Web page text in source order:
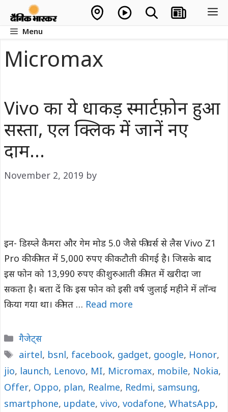
contentMenu
Micromax
Vivo का ये धाकड़ स्मार्टफ़ोन हुआ
सस्ता, एल क्लिक में जानें नए
दाम…
November 2, 2019 by
इन- डिस्प्ले कैमरा और गेम मोड 5.0 जैसे फीचर्स से लैस Vivo Z1
Pro की कीमत में 5,000 रुपए की कटौती की गई है। जिसके बाद
इस फोन को 13,990 रुपए की शुरुआती कीमत में खरीदा जा
सकता है। बता दें कि इस फोन को इसी वर्ष जुलाई महीने में लॉन्च
किया गया था। कीमत … Read more
Categories
गैजेट्स
Tags
airtel, bsnl, facebook, gadget, google, Honor,
jio, launch, Lenovo, MI, Micromax, mobile, Nokia,
Offer, Oppo, plan, Realme, Redmi, samsung,
smartphone, update, vivo, vodafone, WhatsApp,